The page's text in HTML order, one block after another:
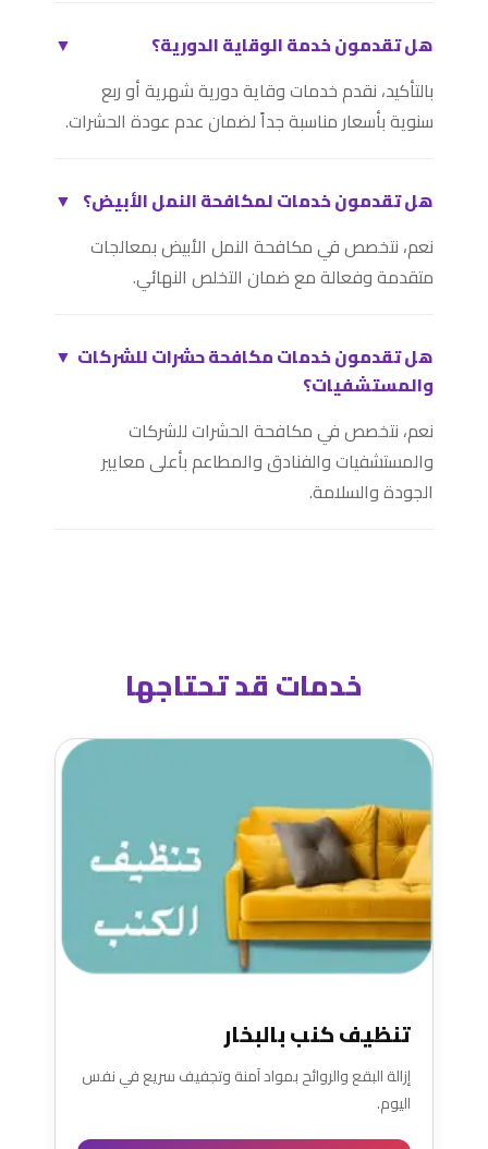
هل تقدمون خدمة الوقاية الدورية؟
▼
بالتأكيد، نقدم خدمات وقاية دورية شهرية أو ربع
سنوية بأسعار مناسبة جداً لضمان عدم عودة الحشرات.
هل تقدمون خدمات لمكافحة النمل الأبيض؟ ▼
نعم، نتخصص في مكافحة النمل الأبيض بمعالجات
متقدمة وفعالة مع ضمان التخلص النهائي.
هل تقدمون خدمات مكافحة حشرات للشركات
والمستشفيات؟
▼
نعم، نتخصص في مكافحة الحشرات للشركات
والمستشفيات والفنادق والمطاعم بأعلى معايير
الجودة والسلامة.
خدمات قد تحتاجها
تنظيف كنب بالبخار
إزالة البقع والروائح بمواد آمنة وتجفيف سريع في نفس
اليوم.